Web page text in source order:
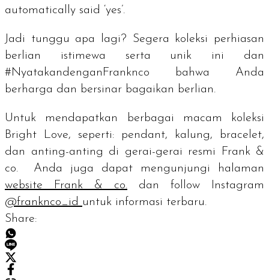
automatically said ‘yes’.
Jadi tunggu apa lagi? Segera koleksi perhiasan
berlian istimewa serta unik ini dan
#NyatakandenganFranknco bahwa Anda
berharga dan bersinar bagaikan berlian.
Untuk mendapatkan berbagai macam koleksi
Bright Love, seperti: pendant, kalung, bracelet,
dan anting-anting di gerai-gerai resmi Frank &
co. Anda juga dapat mengunjungi halaman
website
Frank & co. dan follow
Instagram
@franknco_id untuk informasi terbaru.
Share: